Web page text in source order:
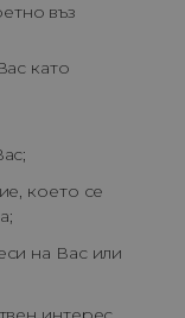
въз
като
което се
на Вас или